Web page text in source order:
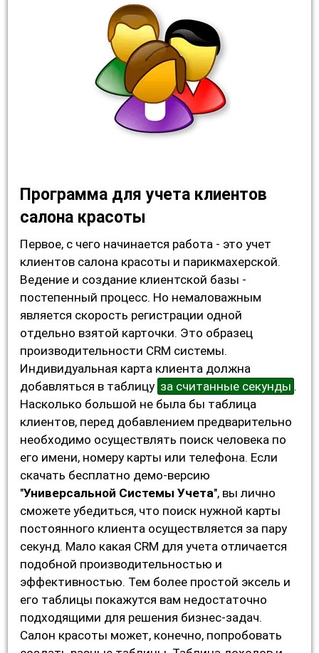
Программа для учета клиентов
салона красоты
Первое, с чего начинается работа - это учет
клиентов салона красоты и парикмахерской.
Ведение и создание клиентской базы -
постепенный процесс. Но немаловажным
является скорость регистрации одной
отдельно взятой карточки. Это образец
производительности CRM системы.
Индивидуальная карта клиента должна
добавляться в таблицу за считанные секунды .
Насколько большой не была бы таблица
клиентов, перед добавлением предварительно
необходимо осуществлять поиск человека по
его имени, номеру карты или телефона. Если
скачать бесплатно демо-версию
"Универсальной Системы Учета", вы лично
сможете убедиться, что поиск нужной карты
постоянного клиента осуществляется за пару
секунд. Мало какая CRM для учета отличается
подобной производительностью и
эффективностью. Тем более простой эксель и
его таблицы покажутся вам недостаточно
подходящими для решения бизнес-задач.
Салон красоты может, конечно, попробовать